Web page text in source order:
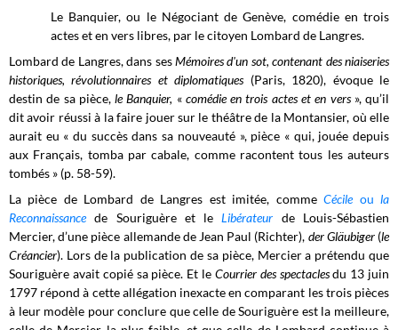
Le Banquier, ou le Négociant de Genève, comédie en trois
actes et en vers libres, par le citoyen Lombard de Langres.
Lombard de Langres, dans sesMémoires d'un sot, contenant des niaiseries
historiques, révolutionnaires et diplomatiques(Paris, 1820), évoque le
destin de sa pièce,le Banquier, « comédie en trois actes et en vers», qu’il
dit avoir réussi à la faire jouer sur le théâtre de la Montansier, où elle
aurait eu « du succès dans sa nouveauté », pièce « qui, jouée depuis
aux Français, tomba par cabale, comme racontent tous les auteurs
tombés » (p. 58-59).
La pièce de Lombard de Langres est imitée, commeCécile ou la
Reconnaissancede Souriguère et leLibérateur de Louis-Sébastien
Mercier, d’une pièce allemande de Jean Paul (Richter), der Gläubiger(le
Créancier). Lors de la publication de sa pièce, Mercier a prétendu que
Souriguère avait copié sa pièce. Et le Courrier des spectaclesdu 13 juin
1797 répond à cette allégation inexacte en comparant les trois pièces
à leur modèle pour conclure que celle de Souriguère est la meilleure,